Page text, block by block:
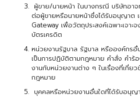
ผู้ขาย/นายหน้า ในบางกรณี บริษัทอา
ต่อผู้ขายหรือนายหน้าซึ่งได้รับอนุญาต
Gateway เพื่อวัตถุประสงค์เฉพาะเจาะ
บัตรเครดิต
หน่วยงานรัฐบาล รัฐบาล หรือองค์กร
เป็นการปฏิบัติตามกฎหมาย คำสั่ง คำร้
งานกับหน่วยงานต่าง ๆ ในเรื่องที่เกี่ย
กฎหมาย
บุคคลหรือหน่วยงานอื่นใดที่ได้รับอนุญ